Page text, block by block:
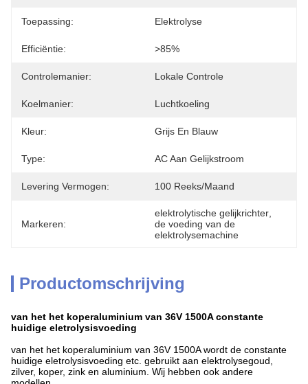
Toepassing: Elektrolyse
Efficiëntie: >85%
Controlemanier: Lokale Controle
Koelmanier: Luchtkoeling
Kleur: Grijs En Blauw
Type: AC Aan Gelijkstroom
Levering Vermogen: 100 Reeks/maand
Markeren:
elektrolytische gelijkrichter
de voeding van de
elektrolysemachine
Productomschrijving
van het het koperaluminium van 36V 1500A constante
huidige eletrolysisvoeding
van het het koperaluminium van 36V 1500A wordt de constante
huidige eletrolysisvoeding etc. gebruikt aan elektrolysegoud,
zilver, koper, zink en aluminium. Wij hebben ook andere